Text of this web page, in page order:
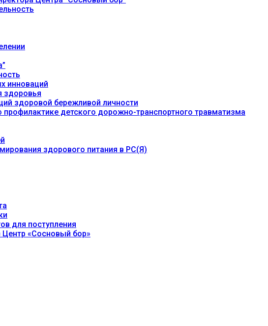
инноваций
здоровья
здоровой бережливой личности
профилактике детского дорожно-транспортного травматизма
здорового питания в РС(Я)
для поступления
Центр «Сосновый бор»